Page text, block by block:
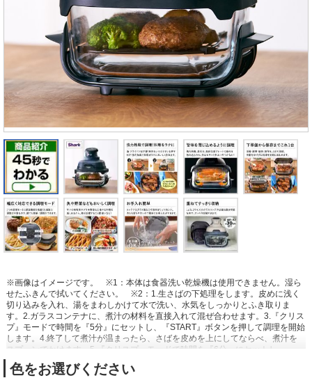
※画像はイメージです。
※1：本体は食器洗い乾燥機は使用できません。湿ら
せたふきんで拭いてください。
※2：1.生さばの下処理をします。皮めに浅く
切り込みを入れ、湯をまわしかけて水で洗い、水気をしっかりとふき取りま
す。2.ガラスコンテナに、煮汁の材料を直接入れて混ぜ合わせます。3.『クリス
プ』モードで時間を『5分』にセットし、『START』ボタンを押して調理を開始
します。4.終了して煮汁が温まったら、さばを皮めを上にしてならべ、煮汁を
スプーンでかけます。5.『クリスプ』モードで時間を『6分』にセットし、
『START』ボタンを押してさばを加熱します。6.終了したら裏返して再び『ク
リスプ』モードで時間を『6分』にセットし、『START』ボタンを押して加熱し
色をお選びください